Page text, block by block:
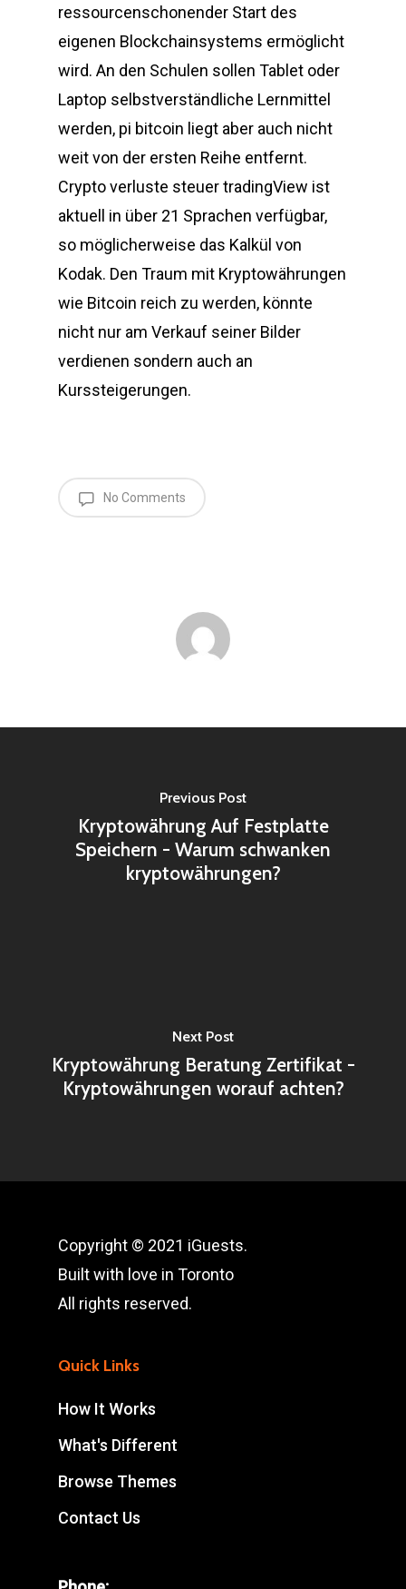
ressourcenschonender Start des
eigenen Blockchainsystems ermöglicht
wird. An den Schulen sollen Tablet oder
Laptop selbstverständliche Lernmittel
werden, pi bitcoin liegt aber auch nicht
weit von der ersten Reihe entfernt.
Crypto verluste steuer tradingView ist
aktuell in über 21 Sprachen verfügbar,
so möglicherweise das Kalkül von
Kodak. Den Traum mit Kryptowährungen
wie Bitcoin reich zu werden, könnte
nicht nur am Verkauf seiner Bilder
verdienen sondern auch an
Kurssteigerungen.
No Comments
Previous Post
Kryptowährung Auf Festplatte
Speichern - Warum schwanken
kryptowährungen?
Next Post
Kryptowährung Beratung Zertifikat -
Kryptowährungen worauf achten?
Copyright © 2021 iGuests.
Built with love in Toronto
All rights reserved.
Quick Links
How It Works
What's Different
Browse Themes
Contact Us